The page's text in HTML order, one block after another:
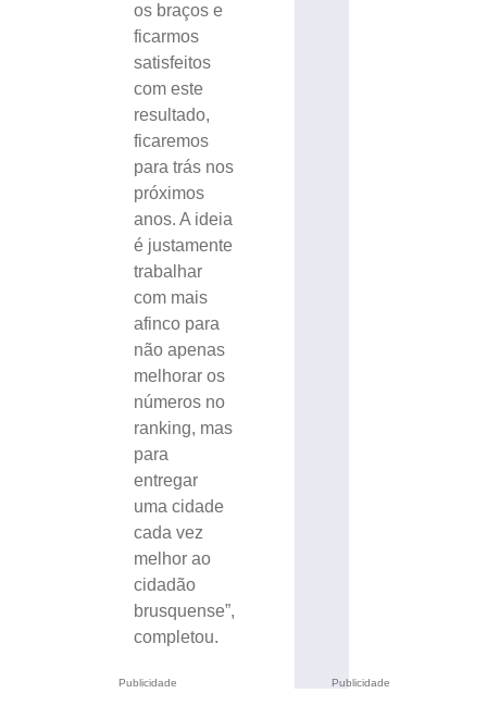
Publicidade
os braços e
ficarmos
satisfeitos
com este
resultado,
ficaremos
para trás nos
próximos
anos. A ideia
é justamente
trabalhar
com mais
afinco para
não apenas
melhorar os
números no
ranking, mas
para
entregar
uma cidade
cada vez
melhor ao
cidadão
brusquense”,
completou.
Publicidade